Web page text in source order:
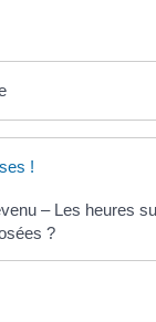
!
– Les heures
?